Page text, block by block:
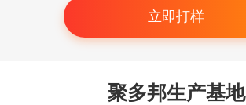
立即打样
聚多邦生产基地